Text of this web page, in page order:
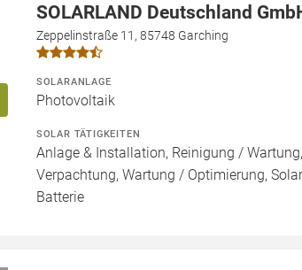
SOLARLAND Deutschland
Zeppelinstraße 11, 85748 Garching
SOLARANLAGE
Photovoltaik
SOLAR TÄTIGKEITEN
Anlage & Installation, Reinigung /
Verpachtung, Wartung / Optimierung,
Batterie